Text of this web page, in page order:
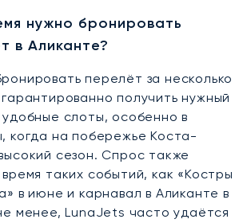
нужно бронировать
в Аликанте?
перелёт за несколько
получить нужный
слоты, особенно в
когда на побережье Коста-
сезон. Спрос также
таких событий, как «Костры
в июне и карнавал в Аликанте в
менее, LunaJets часто удаётся